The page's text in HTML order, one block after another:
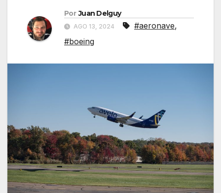
Por Juan Delguy
AGO 13, 2024 #aeronave,
#boeing